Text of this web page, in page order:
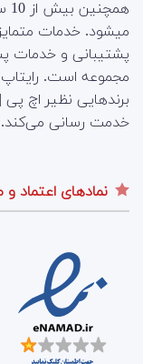
میشود. خدمات
پشتیبانی و خدمات
مجموعه است.
خدمت رسانی می‌کند.
نمادهای اعتماد و